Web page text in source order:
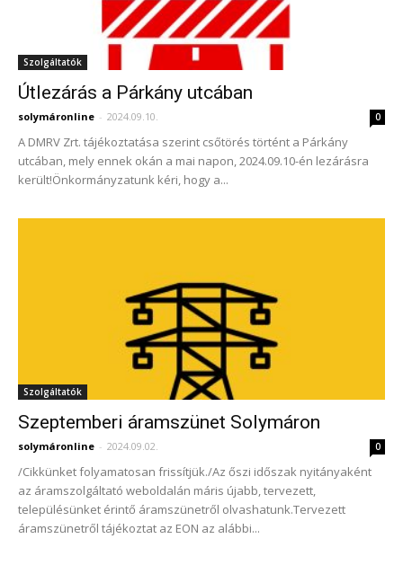
Szolgáltatók
Útlezárás a Párkány utcában
solymáronline - 2024.09.10. 0
A DMRV Zrt. tájékoztatása szerint csőtörés történt a Párkány
utcában, mely ennek okán a mai napon, 2024.09.10-én lezárásra
került!Önkormányzatunk kéri, hogy a...
Szolgáltatók
Szeptemberi áramszünet Solymáron
solymáronline - 2024.09.02. 0
/Cikkünket folyamatosan frissítjük./Az őszi időszak nyitányaként
az áramszolgáltató weboldalán máris újabb, tervezett,
településünket érintő áramszünetről olvashatunk.Tervezett
áramszünetről tájékoztat az EON az alábbi...